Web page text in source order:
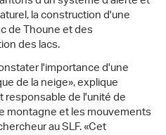
la construction d'une
de Thoune et des
des lacs.
l'importance d'une
de la neige», explique
de l'unité de
montagne et les mouvements
au SLF. «Cet